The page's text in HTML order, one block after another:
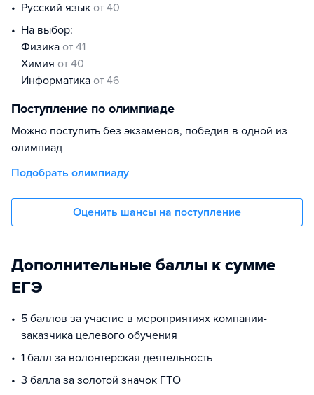
русский язык от 40
На выбор:
физика от 41
химия от 40
информатика от 46
Поступление по олимпиаде
Можно поступить без экзаменов, победив в одной из
олимпиад
Подобрать олимпиаду
Оценить шансы на поступление
Дополнительные баллы к сумме
ЕГЭ
5 баллов за участие в мероприятиях компании-
заказчика целевого обучения
1 балл за волонтерская деятельность
3 балла за золотой значок ГТО